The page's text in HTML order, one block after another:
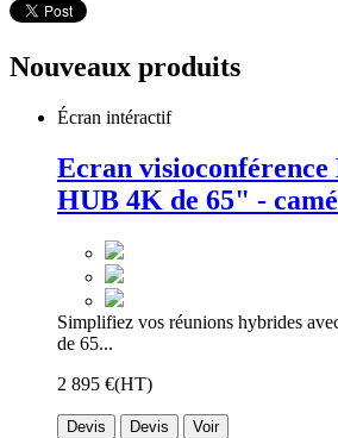
Nouveaux produits
Écran intéractif
Ecran visioconférence
HUB 4K de 65" -
Simplifiez vos réunions hybrides
de 65...
2 895 €(HT)
Devis Devis Voir